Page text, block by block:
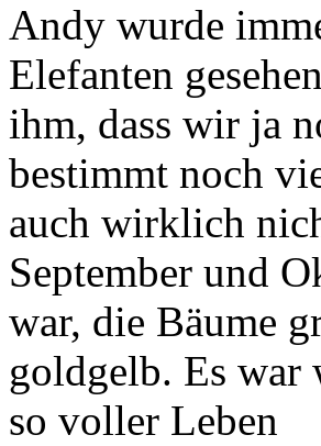
Andy wurde
Elefanten
ihm, dass wir ja
bestimmt noch
auch wirklich
September und
war, die Bäume
goldgelb. Es war
so voller Leben